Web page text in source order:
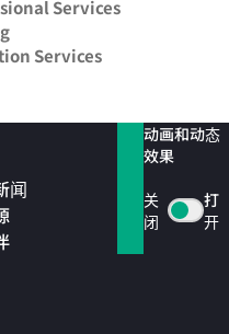
Services
Services
闻
动画和动态
效果
关
闭
打
开